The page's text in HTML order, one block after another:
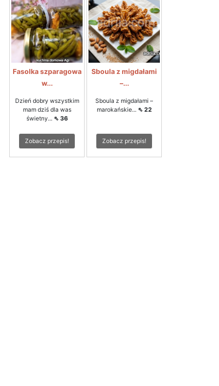
Fasolka szparagowa
w...
Dzień dobry wszystkim
mam dziś dla was
świetny... ⇖ 36
Zobacz przepis!
Sboula z migdałami
–...
Sboula z migdałami –
marokańskie... ⇖ 22
Zobacz przepis!